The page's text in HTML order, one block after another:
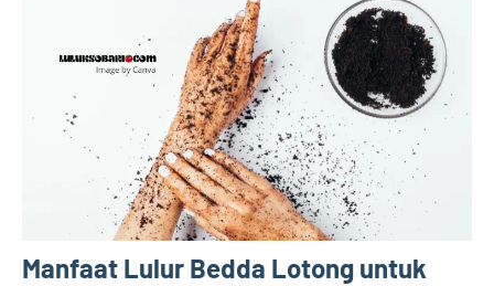
Manfaat Lulur Bedda Lotong untuk